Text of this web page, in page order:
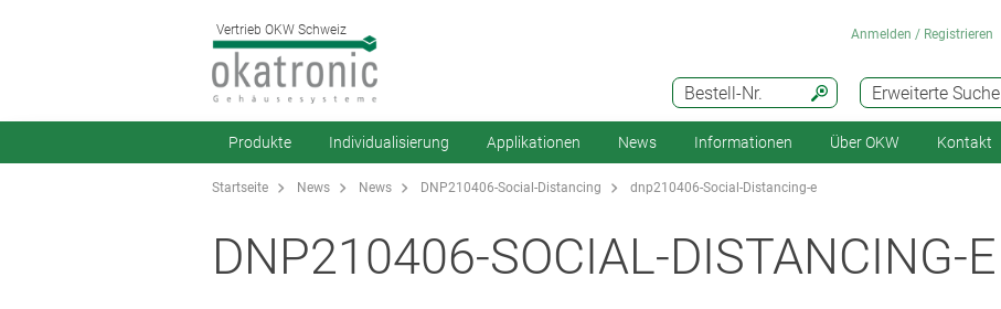
Vertrieb OKW Schweiz
Erweiterte Suche
Bestell-Nr.
Anmelden / Registrieren
Produkte Individualisierung Applikationen News Informationen Über OKW Kontakt
Startseite News News DNP210406-Social-Distancing dnp210406-Social-Distancing-e
DNP210406-SOCIAL-DISTANCING-E